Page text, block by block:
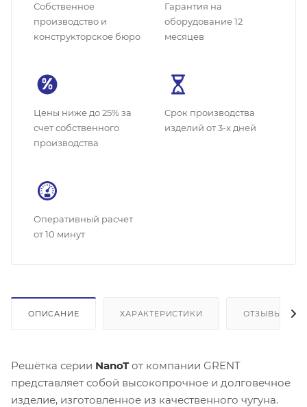
Собственное
производство и
конструкторское бюро
Гарантия на
оборудование 12
месяцев
Цены ниже до 25% за
счет собственного
производства
Cрок производства
изделий от 3-х дней
Оперативный расчет
от 10 минут
ОПИСАНИЕ ХАРАКТЕРИСТИКИ ОТЗЫВЫ
Решётка серии NanoTот компании GRENT
представляет собой высокопрочное и долговечное
изделие, изготовленное из качественного чугуна.